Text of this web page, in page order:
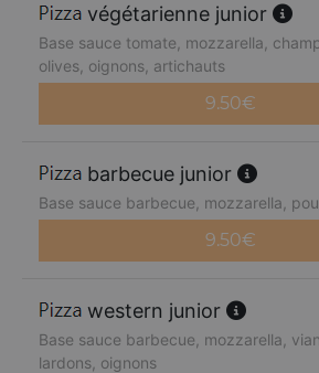
végétarienne junior
Base sauce tomate, mozzarella,
olives, oignons, artichauts
9.50€
barbecue junior
Base sauce barbecue, mozzarella,
9.50€
western junior
Base sauce barbecue, mozzarella,
lardons, oignons